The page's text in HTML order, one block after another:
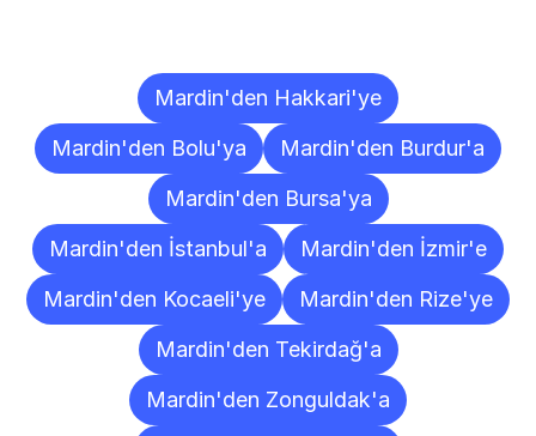
Mardin'den Hakkari'ye
Mardin'den Bolu'ya
Mardin'den Burdur'a
Mardin'den Bursa'ya
Mardin'den İstanbul'a
Mardin'den İzmir'e
Mardin'den Kocaeli'ye
Mardin'den Rize'ye
Mardin'den Tekirdağ'a
Mardin'den Zonguldak'a